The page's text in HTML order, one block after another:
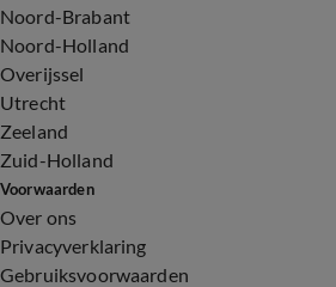
Noord-Brabant
Noord-Holland
Overijssel
Utrecht
Zeeland
Zuid-Holland
Voorwaarden
Over ons
Privacyverklaring
Gebruiksvoorwaarden